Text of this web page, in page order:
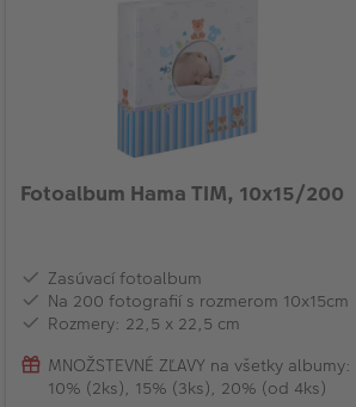
Fotoalbum Hama TIM, 10x15/200
Zasúvací fotoalbum
Na 200 fotografií s rozmerom 10x15cm
Rozmery: 22,5 x 22,5 cm
MNOŽSTEVNÉ ZĽAVY na všetky albumy:
10% (2ks), 15% (3ks), 20% (od 4ks)